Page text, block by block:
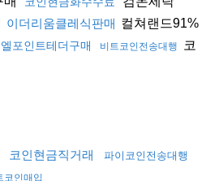
이더리움클레식판매 컬쳐랜드91%
엘포인트테더구매 비트코인전송대행
코
코인현금직거래 파이코인전송대행
코인매입